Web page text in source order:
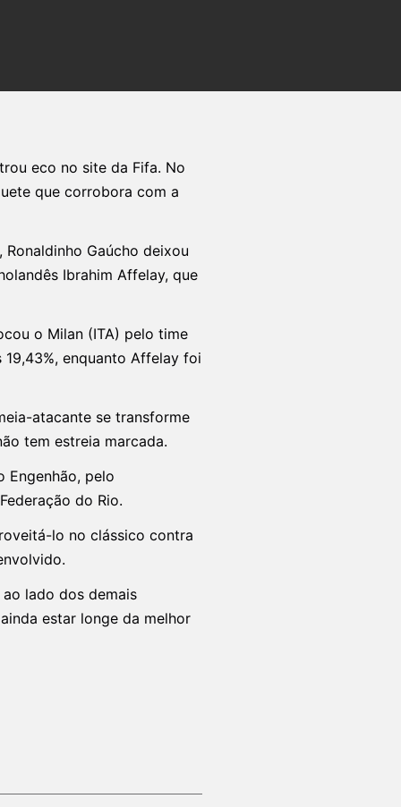
eco no site da Fifa. No
que corrobora com a
Gaúcho deixou
Ibrahim Affelay, que
o Milan (ITA) pelo time
enquanto Affelay foi
atacante se transforme
tem estreia marcada.
Engenhão, pelo
do Rio.
lo no clássico contra
lado dos demais
estar longe da melhor